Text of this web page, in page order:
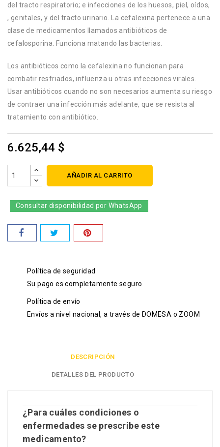
del tracto respiratorio; e infecciones de los huesos, piel, oídos,
, genitales, y del tracto urinario. La cefalexina pertenece a una
clase de medicamentos llamados antibióticos de
cefalosporina. Funciona matando las bacterias.
Los antibióticos como la cefalexina no funcionan para
combatir resfriados, influenza u otras infecciones virales.
Usar antibióticos cuando no son necesarios aumenta su riesgo
de contraer una infección más adelante, que se resista al
tratamiento con antibiótico.
6.625,44 $
AÑADIR AL CARRITO
Consultar disponibilidad por WhatsApp
Política de seguridad
Su pago es completamente seguro
Política de envío
Envíos a nivel nacional, a través de DOMESA o ZOOM
DESCRIPCIÓN
DETALLES DEL PRODUCTO
¿Para cuáles condiciones o
enfermedades se prescribe este
medicamento?